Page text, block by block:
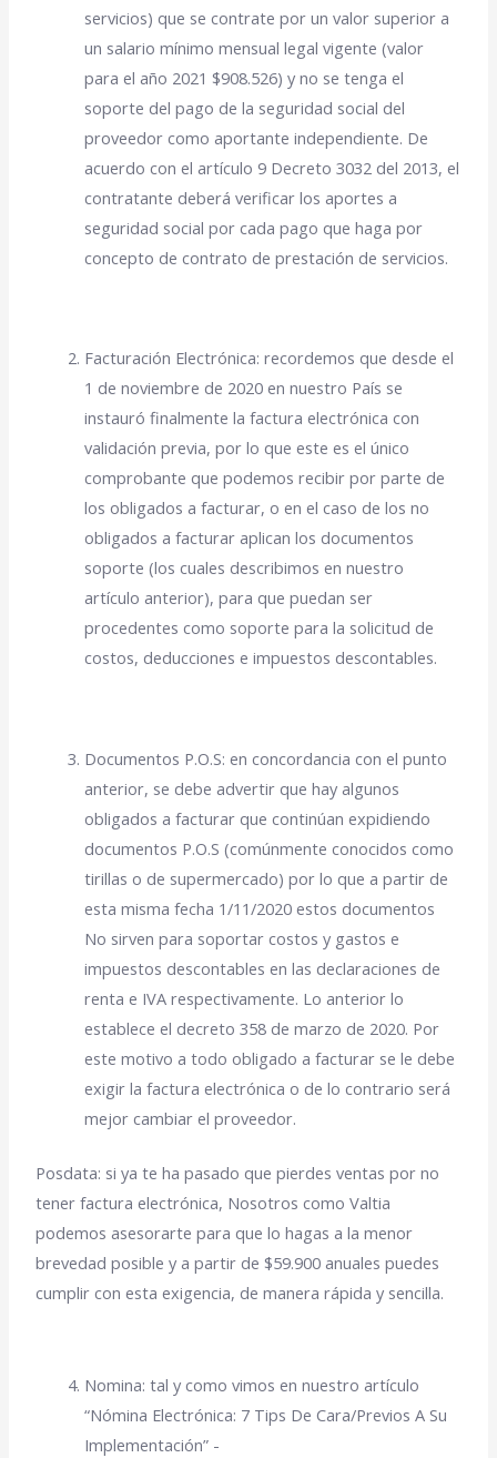
servicios) que se contrate por un valor superior a
un salario mínimo mensual legal vigente (valor
para el año 2021 $908.526) y no se tenga el
soporte del pago de la seguridad social del
proveedor como aportante independiente. De
acuerdo con el artículo 9 Decreto 3032 del 2013, el
contratante deberá verificar los aportes a
seguridad social por cada pago que haga por
concepto de contrato de prestación de servicios.
Facturación Electrónica: recordemos que desde el
1 de noviembre de 2020 en nuestro País se
instauró finalmente la factura electrónica con
validación previa, por lo que este es el único
comprobante que podemos recibir por parte de
los obligados a facturar, o en el caso de los no
obligados a facturar aplican los documentos
soporte (los cuales describimos en nuestro
artículo anterior), para que puedan ser
procedentes como soporte para la solicitud de
costos, deducciones e impuestos descontables.
Documentos P.O.S: en concordancia con el punto
anterior, se debe advertir que hay algunos
obligados a facturar que continúan expidiendo
documentos P.O.S (comúnmente conocidos como
tirillas o de supermercado) por lo que a partir de
esta misma fecha 1/11/2020 estos documentos
No sirven para soportar costos y gastos e
impuestos descontables en las declaraciones de
renta e IVA respectivamente. Lo anterior lo
establece el decreto 358 de marzo de 2020. Por
este motivo a todo obligado a facturar se le debe
exigir la factura electrónica o de lo contrario será
mejor cambiar el proveedor.
Posdata: si ya te ha pasado que pierdes ventas por no
tener factura electrónica, Nosotros como Valtia
podemos asesorarte para que lo hagas a la menor
brevedad posible y a partir de $59.900 anuales puedes
cumplir con esta exigencia, de manera rápida y sencilla.
Nomina: tal y como vimos en nuestro artículo
“Nómina Electrónica: 7 Tips De Cara/Previos A Su
Implementación” -